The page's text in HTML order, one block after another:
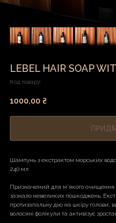
LEBEL HAIR SOAP
Код товару:
1000,00 ₴
Шампунь з екстрактом морських
240 мл
Призначений для м'якого очищення
зазнало невеликих пошкоджень.
протизапальну дію на шкіру голови,
волосяні фолікули та активізує